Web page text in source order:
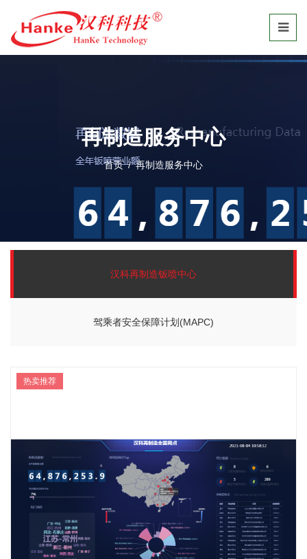
再制造服务中心
首页 / 再制造服务中心
汉科再制造钣喷中心
驾乘者安全保障计划(MAPC)
热卖推荐